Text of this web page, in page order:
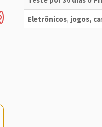
Eletrônicos, jogos,